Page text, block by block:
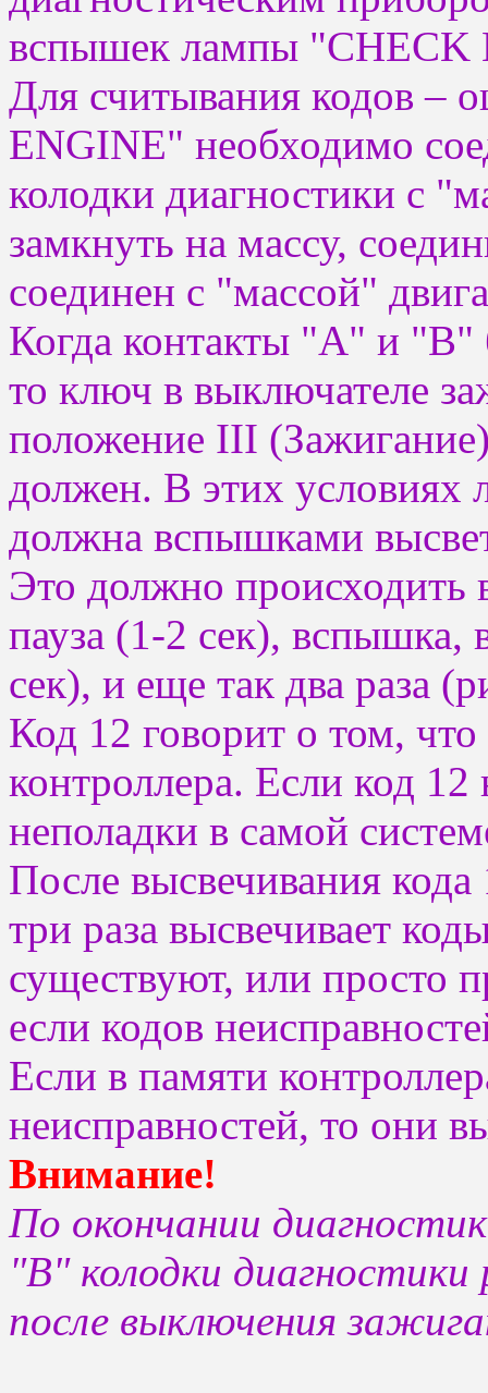
вспышек лампы "CHECK
Для считывания кодов –
ENGINE" необходимо
колодки диагностики с
замкнуть на массу,
соединен с "массой"
Когда контакты "А" и "В"
то ключ в выключателе
положение III
должен. В этих
должна вспышками
Это должно происходить
пауза (1-2 сек), вспышка,
сек), и еще так два раза
Код 12 говорит о том, что
контроллера. Если код 12
неполадки в самой
После высвечивания
три раза высвечивает
существуют, или просто
если кодов
Если в памяти
неисправностей, то они
Внимание!
По окончании
"В" колодки диагностики
после выключения